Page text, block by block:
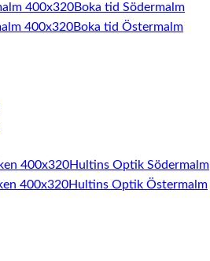
Boka tid Södermalm
Boka tid Östermalm
Hultins Optik Södermalm
Hultins Optik Östermalm